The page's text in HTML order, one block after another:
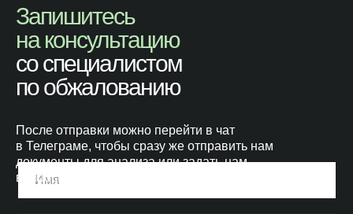
После отправки можно перейти в чат
в Телеграме, чтобы сразу же отправить нам
документы для анализа или задать нам
вопросы.
Запишитесь
на консультацию
со специалистом
по обжалованию